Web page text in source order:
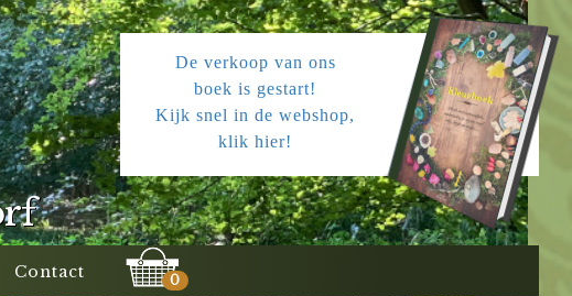
De verkoop van ons
boek is gestart!
Kijk snel in de webshop,
klik hier!
Contact 0